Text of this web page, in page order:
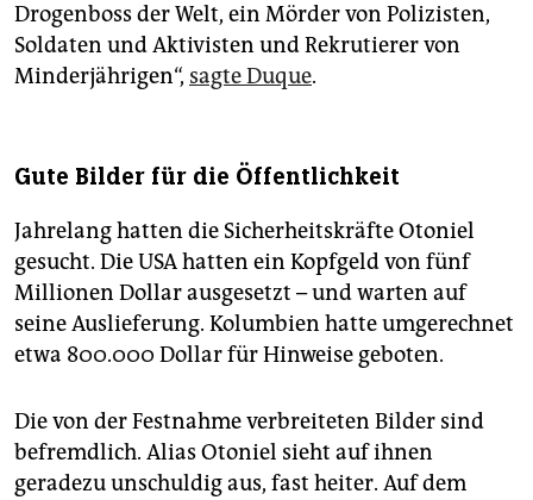
Drogenboss der Welt, ein Mörder von Polizisten,
Soldaten und Aktivisten und Rekrutierer von
Minderjährigen“, sagte Duque.
Gute Bilder für die Öffentlichkeit
Jahrelang hatten die Sicherheitskräfte Otoniel
gesucht. Die USA hatten ein Kopfgeld von fünf
Millionen Dollar ausgesetzt – und warten auf
seine Auslieferung. Kolumbien hatte umgerechnet
etwa 800.000 Dollar für Hinweise geboten.
Die von der Festnahme verbreiteten Bilder sind
befremdlich. Alias Otoniel sieht auf ihnen
geradezu unschuldig aus, fast heiter. Auf dem